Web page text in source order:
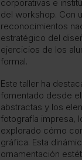
corporativas e
del workshop. Con
reconocimientos
estratégico del
ejercicios de los
formal.
Este taller ha
fomentado desde
abstractas y los
fotografía impresa,
explorado cómo
gráfica. Esta
ornamentación